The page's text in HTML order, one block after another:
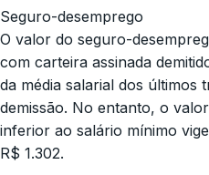
Seguro-desemprego
O valor do seguro-
com carteira assinada
da média salarial dos últimos
demissão. No entanto, o
inferior ao salário mínimo
R$ 1.302.